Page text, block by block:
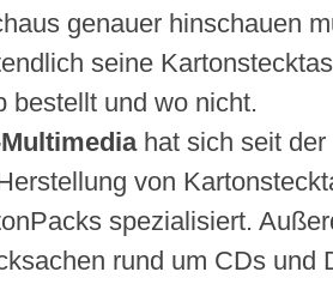
genauer hinschauen
seine
bestellt und wo nicht.
hat sich seit der
von
spezialisiert.
rund um CDs und